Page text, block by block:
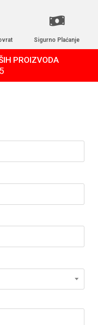
Sigurno Plaćanje
PROIZVODA